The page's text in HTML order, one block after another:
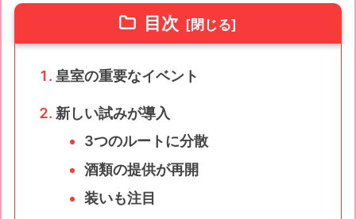
目次
皇室の重要なイベント
新しい試みが導入
3つのルートに分散
酒類の提供が再開
装いも注目